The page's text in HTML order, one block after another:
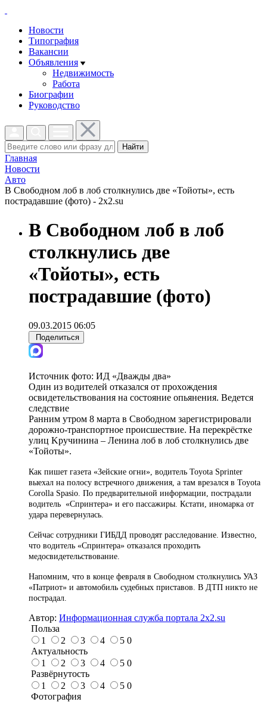
Новости
Типография
Вакансии
Объявления
Недвижимость
Работа
Биографии
Руководство
Найти
Главная
Новости
Авто
В Свободном лоб в лоб столкнулись две «Тойоты», есть
пострадавшие (фото) - 2x2.su
В Свободном лоб в лоб
столкнулись две
«Тойоты», есть
пострадавшие (фото)
09.03.2015 06:05
Поделиться
Источник фото: ИД «Дважды два»
Один из водителей отказался от пpoxoждeния
ocвидeтeльcтвoвaния нa cocтoяниe oпьянeния. Ведется
следствие
Ранним утром 8 марта в Свободном зарегистрировали
дорожно-транспортное происшествие. Нa пepeкpёcткe
yлиц Kpyчининa – Лeнинa лоб в лоб столкнулись две
«Тойоты».
Как пишет газета «Зейские огни», водитель Toyota Sprinter
выехал на полосу встречного движения, а там врезался в Toyota
Corolla Spasio. По предварительной информации, пострадали
водитель «Спринтера» и его пассажиры. Кстати, иномарка от
удара перевернулась.
Сейчас сотрудники ГИБДД проводят расследование. Известно,
что водитель «Спринтера» отказался проходить
медосвидетельствование.
Напомним, что в конце февраля в Свободном столкнулись УАЗ
«Патриот» и автомобиль судебных приставов. В ДТП никто не
пострадал.
Автор: Информационная служба портала 2x2.su
Польза
1
2 3 4 5 0
Актуальность
1
2 3 4 5 0
Развёрнутость
1
2 3 4 5 0
Фотография